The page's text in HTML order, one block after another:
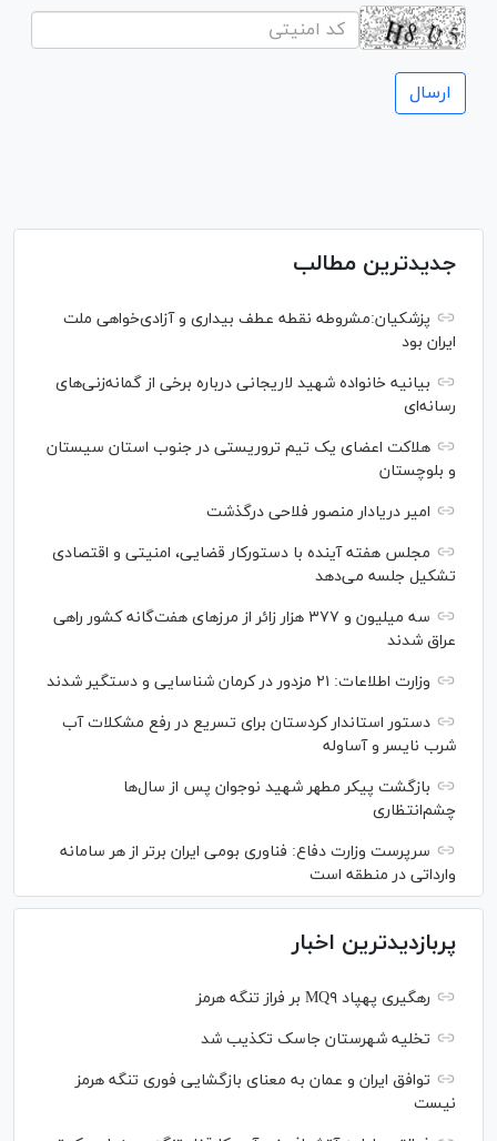
جدیدترین مطالب
پزشکیان:مشروطه نقطه عطف بیداری و آزادی‌خواهی ملت
ایران بود
بیانیه خانواده شهید لاریجانی درباره برخی از گمانه‌زنی‌های
رسانه‌ای
هلاکت اعضای یک تیم تروریستی در جنوب استان سیستان
و بلوچستان
امیر دریادار منصور فلاحی درگذشت
مجلس هفته آینده با دستورکار قضایی، امنیتی و اقتصادی
تشکیل جلسه می‌دهد
سه میلیون و ۳۷۷ هزار زائر از مرز‌های هفت‌گانه کشور راهی
عراق شدند
وزارت اطلاعات: ۲۱ مزدور در کرمان شناسایی و دستگیر شدند
دستور استاندار کردستان برای تسریع در رفع مشکلات آب
شرب نایسر و آساوله
بازگشت پیکر مطهر شهید نوجوان پس از سال‌ها
چشم‌انتظاری
سرپرست وزارت دفاع: فناوری بومی ایران برتر از هر سامانه
وارداتی در منطقه است
پربازدیدترین اخبار
رهگیری پهپاد MQ۹ بر فراز تنگه هرمز
تخلیه شهرستان جاسک تکذیب شد
توافق ایران و عمان به معنای بازگشایی فوری تنگه هرمز
نیست